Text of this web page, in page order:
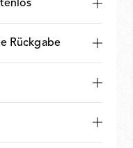
Rückgabe